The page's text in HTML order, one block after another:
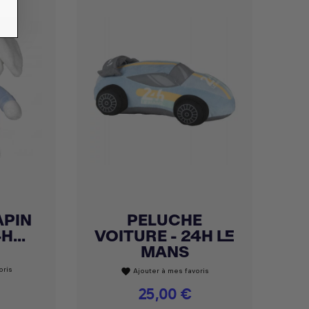
Achat express
PELUCHE
VOITURE - 24H LE
MANS
favorite Ajouter à mes favoris
Prix
25,00 €